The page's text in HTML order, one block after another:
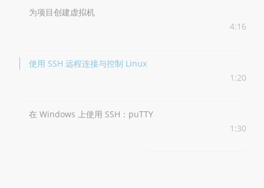
为项目创建虚拟机
4:16
使用 SSH 远程连接与控制 Linux
1:20
在 Windows 上使用 SSH：puTTY
1:30